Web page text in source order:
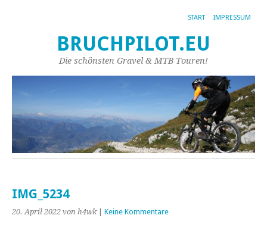
START IMPRESSUM
BRUCHPILOT.EU
Die schönsten Gravel & MTB Touren!
IMG_5234
20. April 2022 von h4wk| Keine Kommentare